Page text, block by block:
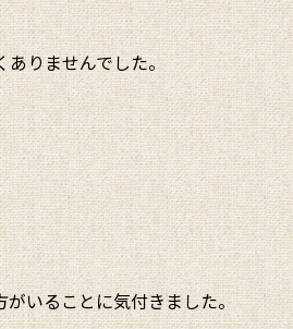
ありませんでした。
いることに気付きました。